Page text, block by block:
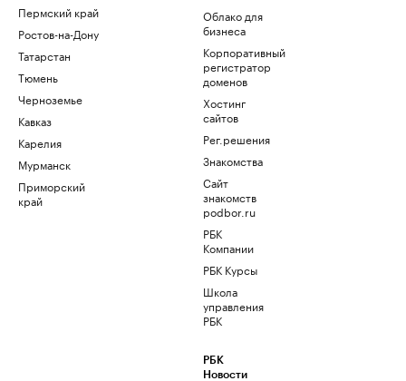
Пермский край
Ростов-на-Дону
Татарстан
Тюмень
Черноземье
Кавказ
Карелия
Мурманск
Приморский
край
Облако для
бизнеса
Корпоративный
регистратор
доменов
Хостинг
сайтов
Рег.решения
Знакомства
Сайт
знакомств
podbor.ru
РБК
Компании
РБК Курсы
Школа
управления
РБК
РБК
Новости